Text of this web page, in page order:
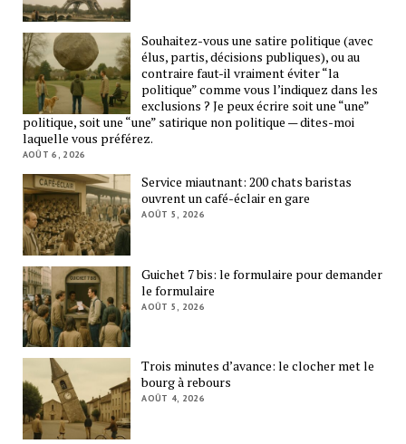
Souhaitez-vous une satire politique (avec
élus, partis, décisions publiques), ou au
contraire faut-il vraiment éviter “la
politique” comme vous l’indiquez dans les
exclusions ? Je peux écrire soit une “une”
politique, soit une “une” satirique non politique — dites-moi
laquelle vous préférez.
AOÛT 6, 2026
Service miautnant: 200 chats baristas
ouvrent un café-éclair en gare
AOÛT 5, 2026
Guichet 7 bis: le formulaire pour demander
le formulaire
AOÛT 5, 2026
Trois minutes d’avance: le clocher met le
bourg à rebours
AOÛT 4, 2026